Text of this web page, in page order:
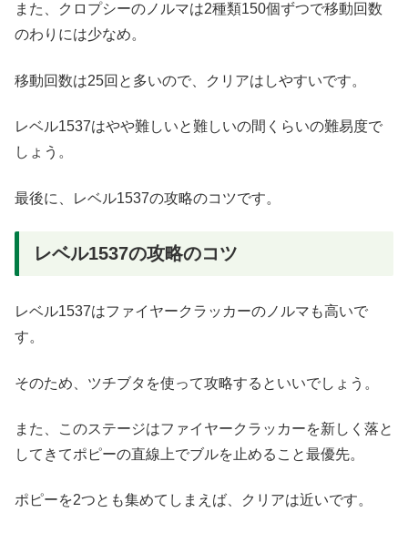
また、クロプシーのノルマは2種類150個ずつで移動回数
のわりには少なめ。
移動回数は25回と多いので、クリアはしやすいです。
レベル1537はやや難しいと難しいの間くらいの難易度で
しょう。
最後に、レベル1537の攻略のコツです。
レベル1537の攻略のコツ
レベル1537はファイヤークラッカーのノルマも高いで
す。
そのため、ツチブタを使って攻略するといいでしょう。
また、このステージはファイヤークラッカーを新しく落と
してきてポピーの直線上でブルを止めること最優先。
ポピーを2つとも集めてしまえば、クリアは近いです。